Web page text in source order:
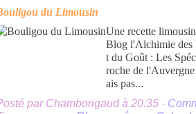
du Limousin
Une recette
Blog l'Alchimie des
t du Goût : Les
roche de
ais pas...
par Chamborigaud à 20:35 -